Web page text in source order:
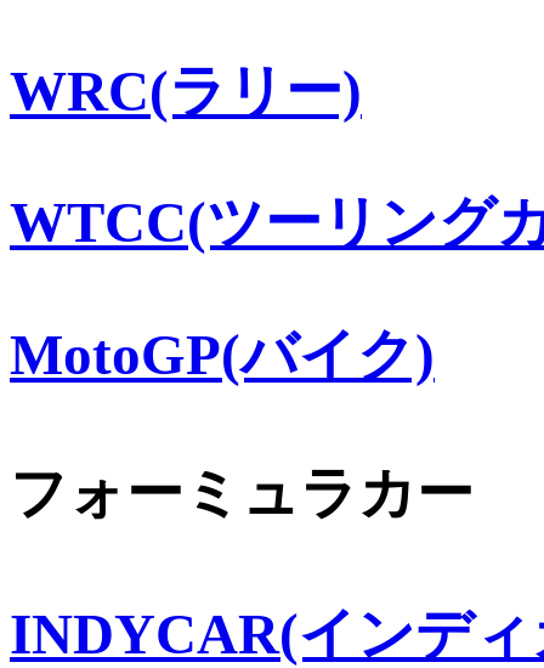
WRC(ラリー)
WTCC(ツーリング
MotoGP(バイク)
フォーミュラカー
INDYCAR(インデ